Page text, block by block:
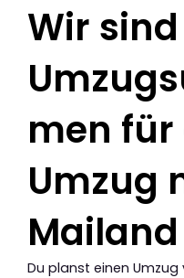
Wir
men für
Umzug
Mailand
Du planst einen